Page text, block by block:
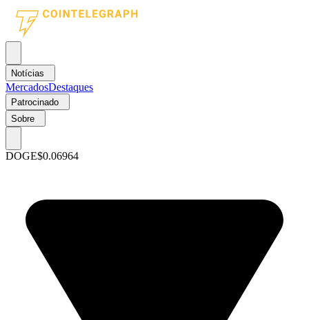
Notícias
MercadosDestaques
Patrocinado
Sobre
DOGE$0.06964